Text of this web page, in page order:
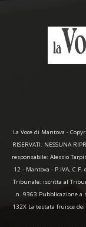
La Voce di Mantova -
RISERVATI. NESSUNA
responsabile: Alessio
12 - Mantova - P.IVA,
Tribunale: iscritta al
n. 9363 Pubblicazione a
132X La testata fruisce